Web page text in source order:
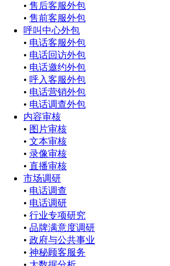
• 售后客服外包
• 售前客服外包
呼叫中心外包
• 电话客服外包
• 电话回访外包
• 电话邀约外包
• 呼入客服外包
• 电话营销外包
• 电话调查外包
内容审核
• 图片审核
• 文本审核
• 录像审核
• 直播审核
市场调研
• 电话调查
• 电话调研
• 行业专项研究
• 品牌满意度调研
• 政府与公共事业
• 神秘顾客服务